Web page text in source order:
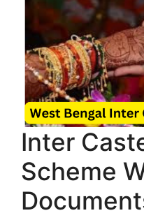
Inter
Scheme